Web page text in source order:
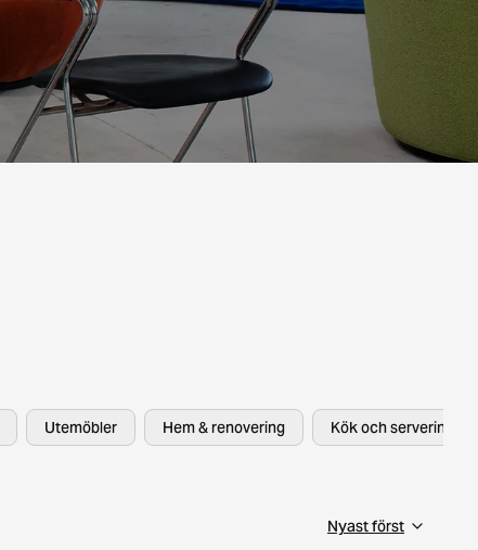
Utemöbler Hem & renovering Kök och servering